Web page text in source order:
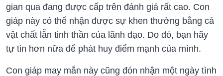
gian qua đang được cấp trên đánh giá rất cao. Con
giáp này có thể nhận được sự khen thưởng bằng cả
vật chất lẫn tinh thần của lãnh đạo. Do đó, bạn hãy
tự tin hơn nữa để phát huy điểm mạnh của mình.
Con giáp may mắn này cũng đón nhận một ngày tình